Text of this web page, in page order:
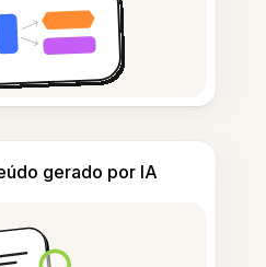
gerado por IA